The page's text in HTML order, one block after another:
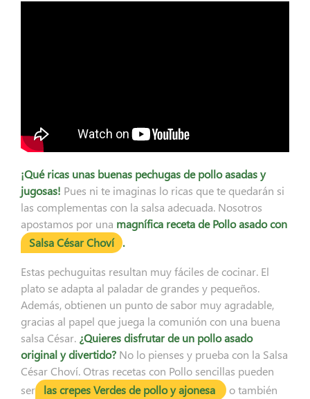
¡Qué ricas unas buenas pechugas de pollo asadas y
jugosas! Pues ni te imaginas lo ricas que te quedarán si
las complementas con la salsa adecuada. Nosotros
apostamos por una magnífica receta de Pollo asado con
Salsa César Choví
.
Estas pechuguitas resultan muy fáciles de cocinar. El
plato se adapta al paladar de grandes y pequeños.
Además, obtienen un punto de sabor muy agradable,
gracias al papel que juega la comunión con una buena
salsa César. ¿Quieres disfrutar de un pollo asado
original y divertido? No lo pienses y prueba con la Salsa
César Choví. Otras recetas con Pollo sencillas pueden
ser
las crepes Verdes de pollo y ajonesa o también